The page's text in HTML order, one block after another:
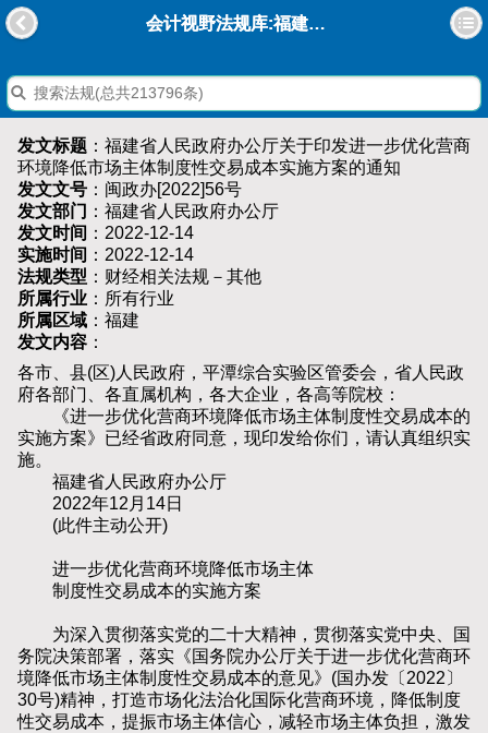
会计视野法规库:福建省人民政府办公厅关于印发进一步优化营商环境降低市场主体制度性交易成本实施方案的通知
发文标题 ：福建省人民政府办公厅关于印发进一步优化营商
环境降低市场主体制度性交易成本实施方案的通知
发文文号 ：闽政办[2022]56号
发文部门 ：福建省人民政府办公厅
发文时间 ：2022-12-14
实施时间 ：2022-12-14
法规类型 ：财经相关法规－其他
所属行业 ：所有行业
所属区域 ：福建
发文内容 ：
各市、县(区)人民政府，平潭综合实验区管委会，省人民政
府各部门、各直属机构，各大企业，各高等院校：
《进一步优化营商环境降低市场主体制度性交易成本的
实施方案》已经省政府同意，现印发给你们，请认真组织实
施。
福建省人民政府办公厅
2022年12月14日
(此件主动公开)
进一步优化营商环境降低市场主体
制度性交易成本的实施方案
为深入贯彻落实党的二十大精神，贯彻落实党中央、国
务院决策部署，落实《国务院办公厅关于进一步优化营商环
境降低市场主体制度性交易成本的意见》(国办发〔2022〕
30号)精神，打造市场化法治化国际化营商环境，降低制度
性交易成本，提振市场主体信心，减轻市场主体负担，激发